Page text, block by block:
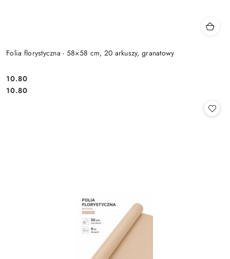
Folia florystyczna - 58×58 cm, 20 arkuszy, granatowy
Cena:
10.80
Cena:
10.80